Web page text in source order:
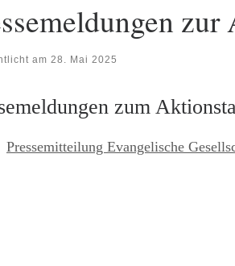
am 28. Mai 2025
zum
Pressemitteilung Evangelische